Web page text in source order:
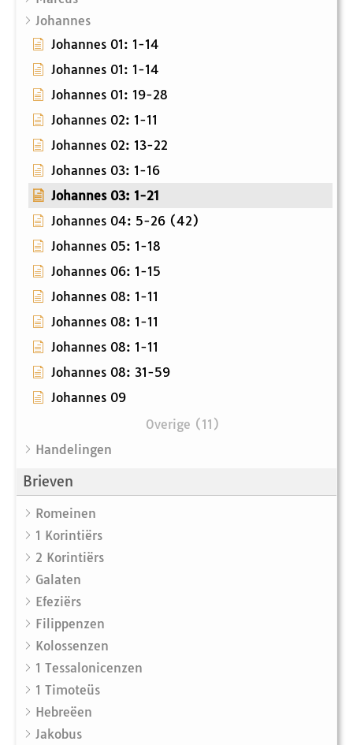
Johannes
Johannes 01: 1-14
Johannes 01: 1-14
Johannes 01: 19-28
Johannes 02: 1-11
Johannes 02: 13-22
Johannes 03: 1-16
Johannes 03: 1-21
Johannes 04: 5-26 (42)
Johannes 05: 1-18
Johannes 06: 1-15
Johannes 08: 1-11
Johannes 08: 1-11
Johannes 08: 1-11
Johannes 08: 31-59
Johannes 09
Overige (11)
Handelingen
Brieven
Romeinen
1 Korintiërs
2 Korintiërs
Galaten
Efeziërs
Filippenzen
Kolossenzen
1 Tessalonicenzen
1 Timoteüs
Hebreëen
Jakobus